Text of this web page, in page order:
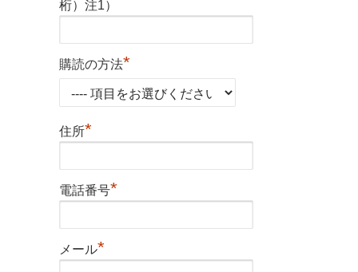
桁）注1）
購読の方法*
住所*
電話番号*
メール*